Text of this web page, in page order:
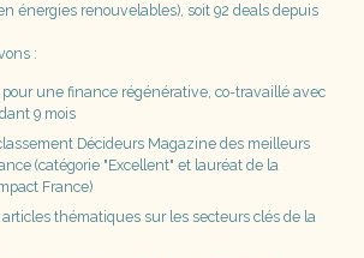
énergies renouvelables), soit 92 deals depuis
:
une finance régénérative, co-travaillé avec
9 mois
Décideurs Magazine des meilleurs
(catégorie "Excellent" et lauréat de la
France)
thématiques sur les secteurs clés de la